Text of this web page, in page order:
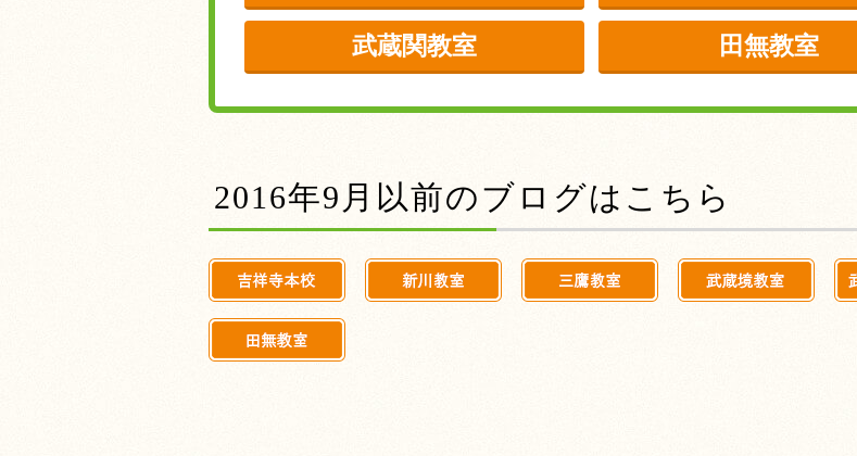
武蔵関教室 田無教室
2016年9月以前のブログはこちら